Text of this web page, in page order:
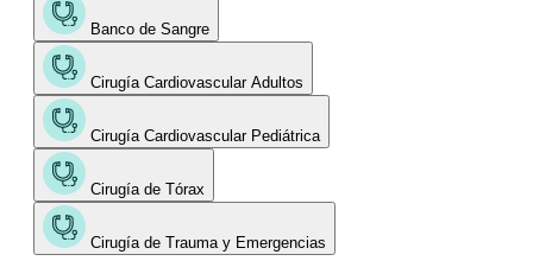
Banco de Sangre
Cirugía Cardiovascular Adultos
Cirugía Cardiovascular Pediátrica
Cirugía de Tórax
Cirugía de Trauma y Emergencias